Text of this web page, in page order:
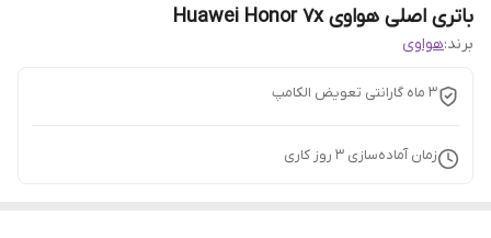
باتری اصلی هواوی Huawei Honor 7x
برند:هواوی
3 ماه گارانتی تعویض الکامپ
زمان آماده‌سازی 3 روز کاری